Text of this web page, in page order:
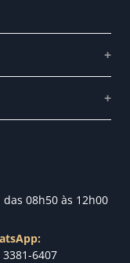
+
+
das 08h50 às 12h00
3381-6407